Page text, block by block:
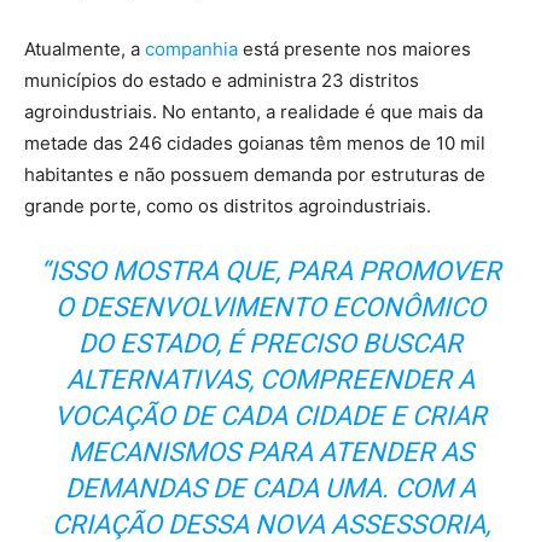
Atualmente, a companhia está presente nos maiores
municípios do estado e administra 23 distritos
agroindustriais. No entanto, a realidade é que mais da
metade das 246 cidades goianas têm menos de 10 mil
habitantes e não possuem demanda por estruturas de
grande porte, como os distritos agroindustriais.
“ISSO MOSTRA QUE, PARA PROMOVER
O DESENVOLVIMENTO ECONÔMICO
DO ESTADO, É PRECISO BUSCAR
ALTERNATIVAS, COMPREENDER A
VOCAÇÃO DE CADA CIDADE E CRIAR
MECANISMOS PARA ATENDER AS
DEMANDAS DE CADA UMA. COM A
CRIAÇÃO DESSA NOVA ASSESSORIA,